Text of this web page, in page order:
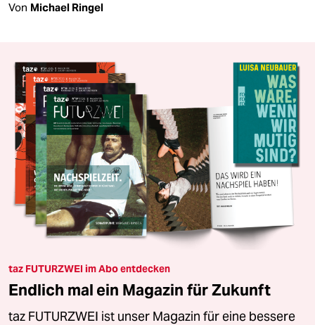
Von Michael Ringel
taz FUTURZWEI im Abo entdecken
Endlich mal ein Magazin für Zukunft
taz FUTURZWEI ist unser Magazin für eine bessere